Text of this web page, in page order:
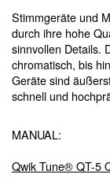
Stimmgeräte und
durch ihre hohe
sinnvollen Details.
chromatisch, bis
Geräte sind
schnell und
MANUAL:
Qwik Tune® QT-5